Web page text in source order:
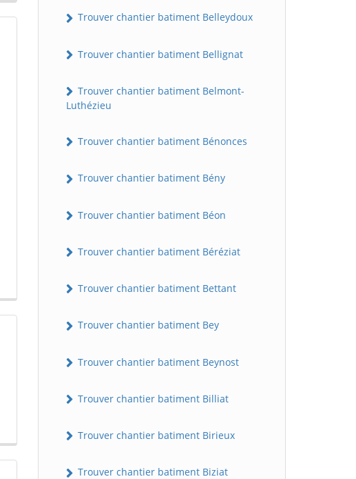
Trouver chantier batiment Belleydoux
Trouver chantier batiment Bellignat
Trouver chantier batiment Belmont-
Luthézieu
Trouver chantier batiment Bénonces
Trouver chantier batiment Bény
Trouver chantier batiment Béon
Trouver chantier batiment Béréziat
Trouver chantier batiment Bettant
Trouver chantier batiment Bey
Trouver chantier batiment Beynost
Trouver chantier batiment Billiat
Trouver chantier batiment Birieux
Trouver chantier batiment Biziat